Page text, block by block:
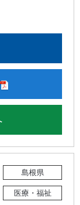
島根県
医療・福祉